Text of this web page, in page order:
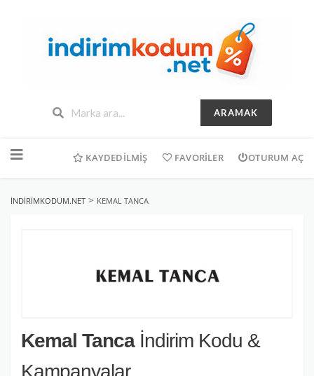
ARAMAK
geç
KAYDEDILMIŞ FAVORILER OTURUM AÇ
INDIRIMKODUM.NET > KEMAL TANCA
Kemal Tancaİndirim Kodu &